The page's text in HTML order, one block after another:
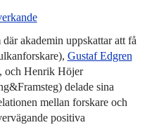
akademin uppskattar att få
Gustaf Edgren
och Henrik Höjer
delade sina
mellan forskare och
positiva